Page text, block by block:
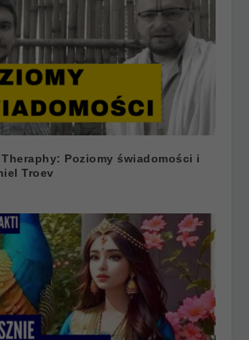
Theraphy: Poziomy świadomości i
Troev